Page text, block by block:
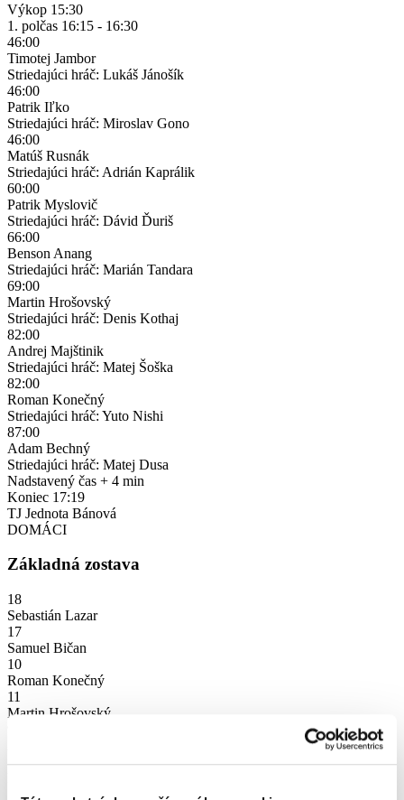
Výkop 15:30
1. polčas 16:15 - 16:30
46:00
Timotej Jambor
Striedajúci hráč: Lukáš Jánošík
46:00
Patrik Iľko
Striedajúci hráč: Miroslav Gono
46:00
Matúš Rusnák
Striedajúci hráč: Adrián Kaprálik
60:00
Patrik Myslovič
Striedajúci hráč: Dávid Ďuriš
66:00
Benson Anang
Striedajúci hráč: Marián Tandara
69:00
Martin Hrošovský
Striedajúci hráč: Denis Kothaj
82:00
Andrej Majštinik
Striedajúci hráč: Matej Šoška
82:00
Roman Konečný
Striedajúci hráč: Yuto Nishi
87:00
Adam Bechný
Striedajúci hráč: Matej Dusa
Nadstavený čas + 4 min
Koniec 17:19
TJ Jednota Bánová
DOMÁCI
Základná zostava
18
Sebastián Lazar
17
Samuel Bičan
10
Roman Konečný
11
Martin Hrošovský
16
15